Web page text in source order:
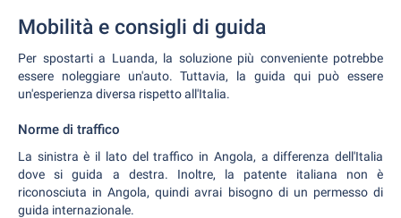
Mobilità e consigli di guida
Per spostarti a Luanda, la soluzione più conveniente potrebbe
essere noleggiare un'auto. Tuttavia, la guida qui può essere
un'esperienza diversa rispetto all'Italia.
Norme di traffico
La sinistra è il lato del traffico in Angola, a differenza dell'Italia
dove si guida a destra. Inoltre, la patente italiana non è
riconosciuta in Angola, quindi avrai bisogno di un permesso di
guida internazionale.